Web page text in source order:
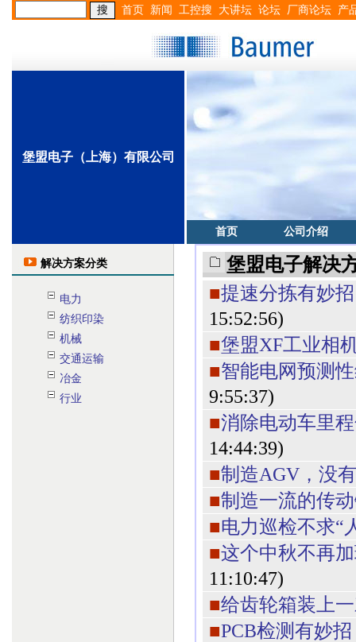
首页 新闻 工控搜 大讲坛 论坛 厂商论坛 产
堡盟电子（上海）有限公司
首页 公司介绍
解决方案分类
电力
纺织印染
机械
交通运输
冶金
行业
堡盟电子解决
■提速分拣有妙
15:52:56)
■堡盟XF工业相
■智能电网预测
9:55:37)
■消除电动车里
14:44:39)
■制造AGV，没
■制造一流的传
■电力巡检不求“
■这个中秋不再
11:10:47)
■给齿轮箱装上
■PCB检测有妙